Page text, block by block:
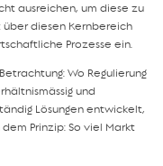
ausreichen, um diese zu
über diesen Kernbereich
Prozesse ein.
Wo Regulierung
und
Lösungen entwickelt,
Prinzip: So viel Markt